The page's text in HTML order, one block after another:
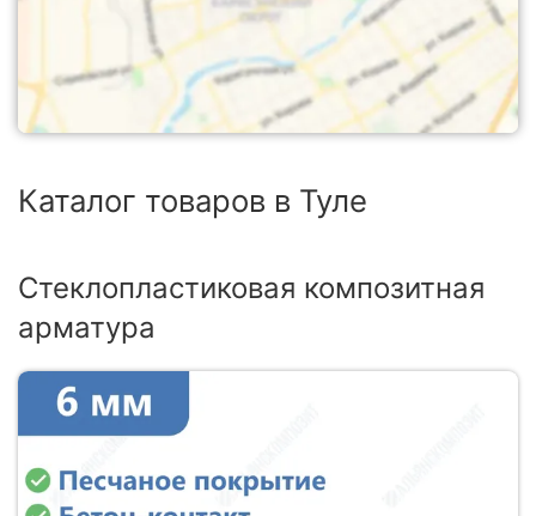
Каталог товаров в Туле
Стеклопластиковая композитная
арматура